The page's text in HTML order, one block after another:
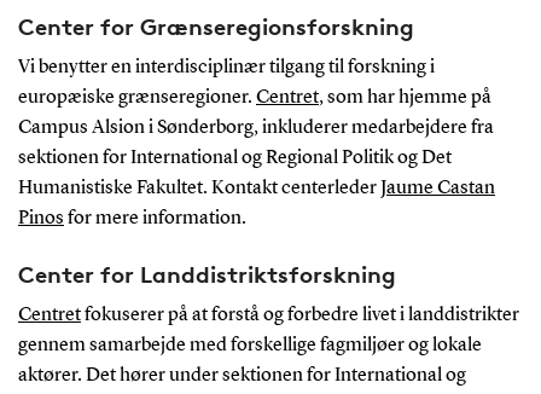
Center for Grænseregionsforskning
Vi benytter en interdisciplinær tilgang til forskning i
europæiske grænseregioner. Centret, som har hjemme på
Campus Alsion i Sønderborg, inkluderer medarbejdere fra
sektionen for International og Regional Politik og Det
Humanistiske Fakultet. Kontakt centerleder Jaume Castan
Pinos for mere information.
Center for Landdistriktsforskning
Centretfokuserer på at forstå og forbedre livet i landdistrikter
gennem samarbejde med forskellige fagmiljøer og lokale
aktører. Det hører under sektionen for International og